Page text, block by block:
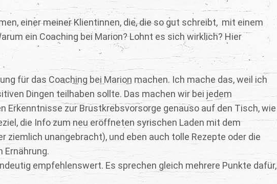
einer meiner Klientinnen, die, die so gut schreibt, mit einem
ein Coaching bei Marion? Lohnt es sich wirklich? Hier
für das Coaching bei Marion machen. Ich mache das, weil ich
Dingen teilhaben sollte. Das machen wir bei jedem
Erkenntnisse zur Brustkrebsvorsorge genauso auf den Tisch, wie
die Info zum neu eröffneten syrischen Laden mit dem
ziemlich unangebracht), und eben auch tolle Rezepte oder die
Ernährung.
empfehlenswert. Es sprechen gleich mehrere Punkte dafür,